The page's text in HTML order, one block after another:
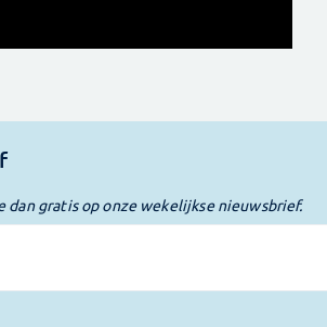
gratis op onze wekelijkse nieuwsbrief.